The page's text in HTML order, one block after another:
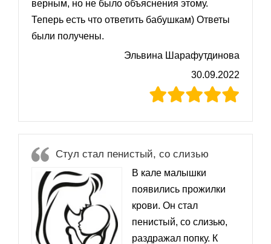
верным, но не было объяснения этому.
Теперь есть что ответить бабушкам) Ответы
были получены.
Эльвина Шарафутдинова
30.09.2022
Стул стал пенистый, со слизью
В кале малышки
появились прожилки
крови. Он стал
пенистый, со слизью,
раздражал попку. К